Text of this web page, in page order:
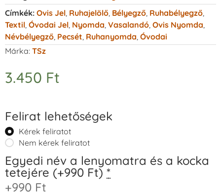
Címkék: Ovis Jel Ruhajelölő Bélyegző Ruhabélyegző
Textil Óvodai Jel Nyomda Vasalandó Ovis Nyomda
Névbélyegző Pecsét Ruhanyomda Óvodai
Márka: TSz
3.450 Ft
Felirat lehetőségek
Kérek feliratot
Nem kérek feliratot
Egyedi név a lenyomatra és a kocka
tetejére (+990 Ft) *
+990 Ft